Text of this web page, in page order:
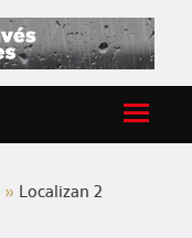
Localizan 2